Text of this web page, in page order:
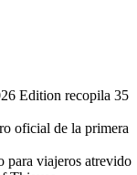
Edition recopila 35
oficial de la primera
para viajeros atrevido